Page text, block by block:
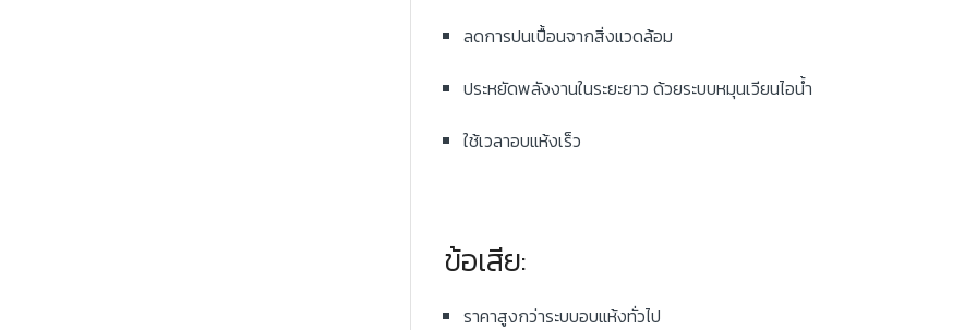
ลดการปนเปื้อนจากสิ่งแวดล้อม
ประหยัดพลังงานในระยะยาว ด้วยระบบหมุนเวียนไอน้ำ
ใช้เวลาอบแห้งเร็ว
ข้อเสีย:
ราคาสูงกว่าระบบอบแห้งทั่วไป